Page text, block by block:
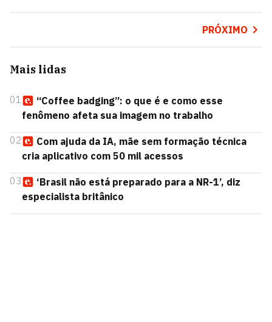
PRÓXIMO
Mais lidas
01
“Coffee badging”: o que é e como esse
fenômeno afeta sua imagem no trabalho
02
Com ajuda da IA, mãe sem formação técnica
cria aplicativo com 50 mil acessos
03
‘Brasil não está preparado para a NR-1’, diz
especialista britânico